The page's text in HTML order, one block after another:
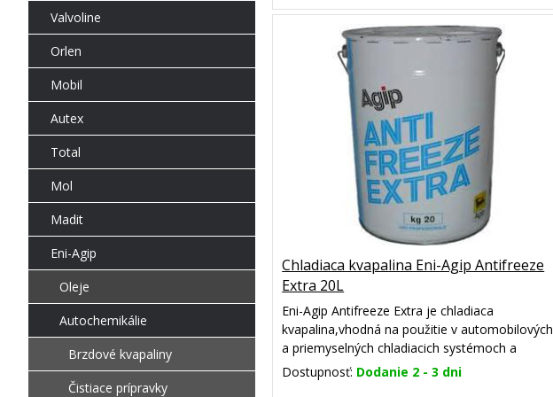
Chladiaca kvapalina Eni-Agip Antifreeze
Extra 20L
Eni-Agip Antifreeze Extra je chladiaca
kvapalina,vhodná na použitie v automobilových
a priemyselných chladiacich systémoch a
protipožiarnych systémoch.
Dostupnosť: Dodanie 2 - 3 dni
Valvoline
Orlen
Mobil
Autex
Total
Mol
Madit
Eni-Agip
Oleje
Autochemikálie
Brzdové kvapaliny
Čistiace prípravky